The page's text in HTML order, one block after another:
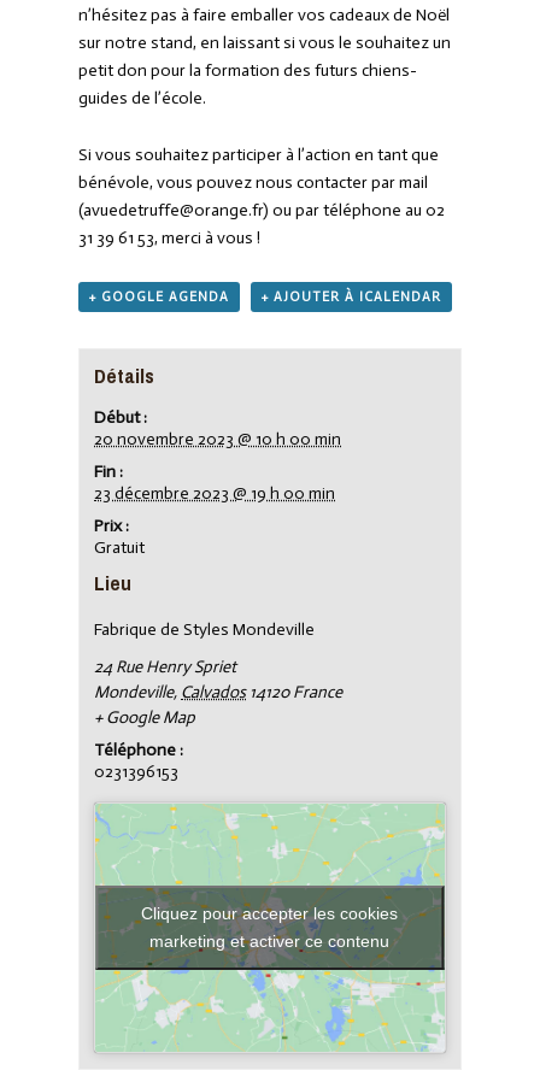
n’hésitez pas à faire emballer vos cadeaux de Noël
sur notre stand, en laissant si vous le souhaitez un
petit don pour la formation des futurs chiens-
guides de l’école.
Si vous souhaitez participer à l’action en tant que
bénévole, vous pouvez nous contacter par mail
(avuedetruffe@orange.fr) ou par téléphone au 02
31 39 61 53, merci à vous !
+ GOOGLE AGENDA + AJOUTER À ICALENDAR
Détails
Début :
20 novembre 2023 @ 10 h 00 min
Fin :
23 décembre 2023 @ 19 h 00 min
Prix :
Gratuit
Lieu
Fabrique de Styles Mondeville
24 Rue Henry Spriet
Mondeville, Calvados 14120 France
+ Google Map
Téléphone :
0231396153
Cliquez pour accepter les cookies
marketing et activer ce contenu